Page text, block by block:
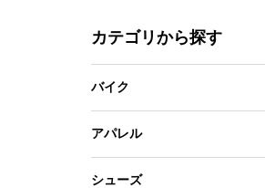
カテゴリから探す
バイク
アパレル
シューズ